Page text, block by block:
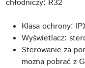
chłodniczy: R32
Klasa ochrony:
Wyświetlacz:
Sterowanie za
można pobrać z